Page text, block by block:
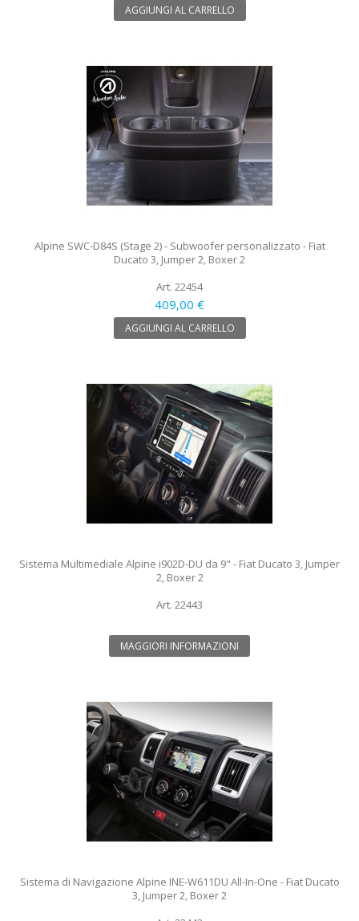
AGGIUNGI AL CARRELLO
Alpine SWC-D84S (Stage 2) - Subwoofer personalizzato - Fiat
Ducato 3, Jumper 2, Boxer 2
Art. 22454
409,00 €
AGGIUNGI AL CARRELLO
Sistema Multimediale Alpine i902D-DU da 9" - Fiat Ducato 3, Jumper
2, Boxer 2
Art. 22443
MAGGIORI INFORMAZIONI
Sistema di Navigazione Alpine INE-W611DU All-In-One - Fiat Ducato
3, Jumper 2, Boxer 2